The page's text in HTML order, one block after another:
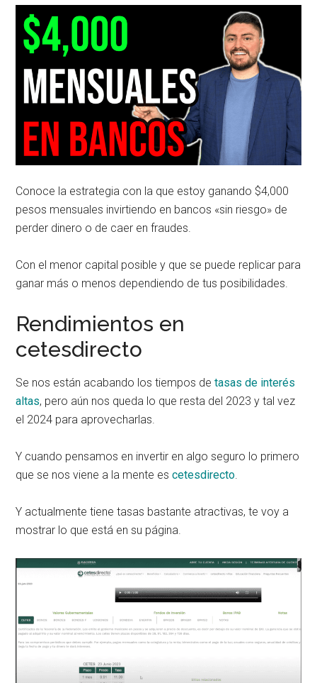
Conoce la estrategia con la que estoy ganando $4,000
pesos mensuales invirtiendo en bancos «sin riesgo» de
perder dinero o de caer en fraudes.
Con el menor capital posible y que se puede replicar para
ganar más o menos dependiendo de tus posibilidades.
Rendimientos en
cetesdirecto
Se nos están acabando los tiempos detasas de interés
altas, pero aún nos queda lo que resta del 2023 y tal vez
el 2024 para aprovecharlas.
Y cuando pensamos en invertir en algo seguro lo primero
que se nos viene a la mente escetesdirecto
Y actualmente tiene tasas bastante atractivas, te voy a
mostrar lo que está en su página.